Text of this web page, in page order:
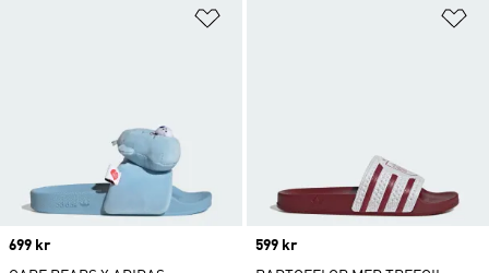
Price
699 kr
Price
599 kr